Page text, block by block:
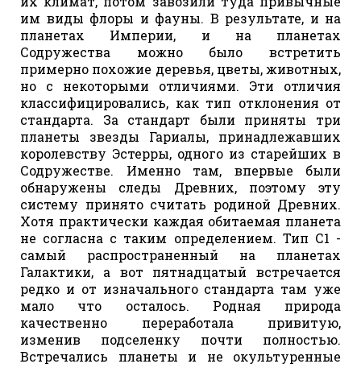
им виды флоры и фауны. В результате, и на
планетах Империи, и на планетах
Содружества можно было встретить
примерно похожие деревья, цветы, животных,
но с некоторыми отличиями. Эти отличия
классифицировались, как тип отклонения от
стандарта. За стандарт были приняты три
планеты звезды Гариалы, принадлежавших
королевству Эстерры, одного из старейших в
Содружестве. Именно там, впервые были
обнаружены следы Древних, поэтому эту
систему принято считать родиной Древних.
Хотя практически каждая обитаемая планета
не согласна с таким определением. Тип С1 -
самый распространенный на планетах
Галактики, а вот пятнадцатый встречается
редко и от изначального стандарта там уже
мало что осталось. Родная природа
качественно переработала привитую,
изменив подселенку почти полностью.
Встречались планеты и не окультуренные